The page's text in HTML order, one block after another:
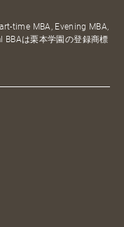
time MBA, Evening MBA,
BBAは栗本学園の登録商標